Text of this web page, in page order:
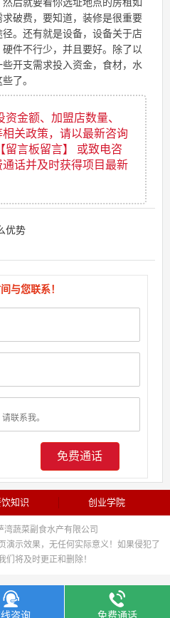
后就要看你选址地点的房租如
破费，要知道，装修是很重要
。还有就是设备，设备关于店
件不行少，并且要好。除了以
些开支需求投入资金，食材，水
了。
金额、加盟店数量、
关政策，请以最新咨询
留言板留言】 或致电咨
话并及时获得项目最新
优势
与您联系！
免费通话
知识 创业学院
湾蔬菜副食水产有限公司
演示效果，无任何实际意义！如果侵犯了
们将及时更正和删除！
咨询 免费通话